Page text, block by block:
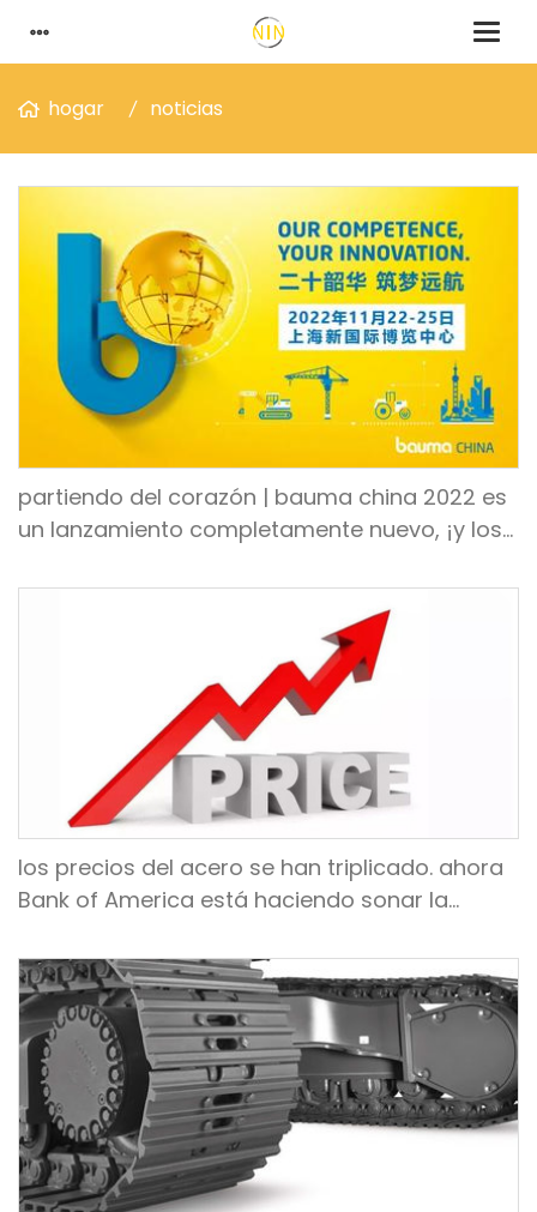
hogar noticias
partiendo del corazón | bauma china 2022 es
un lanzamiento completamente nuevo, ¡y los
noviembre de 2022!
los precios del acero se han triplicado. ahora
Bank of America está haciendo sonar la